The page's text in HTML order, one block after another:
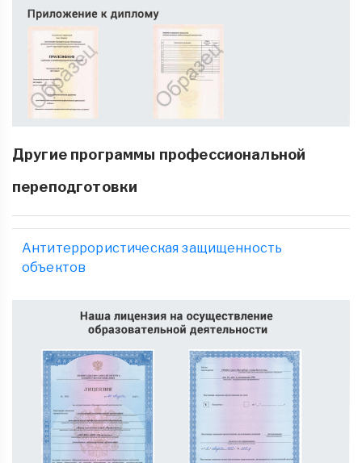
Другие программы профессиональной
переподготовки
Антитеррористическая защищенность
объектов